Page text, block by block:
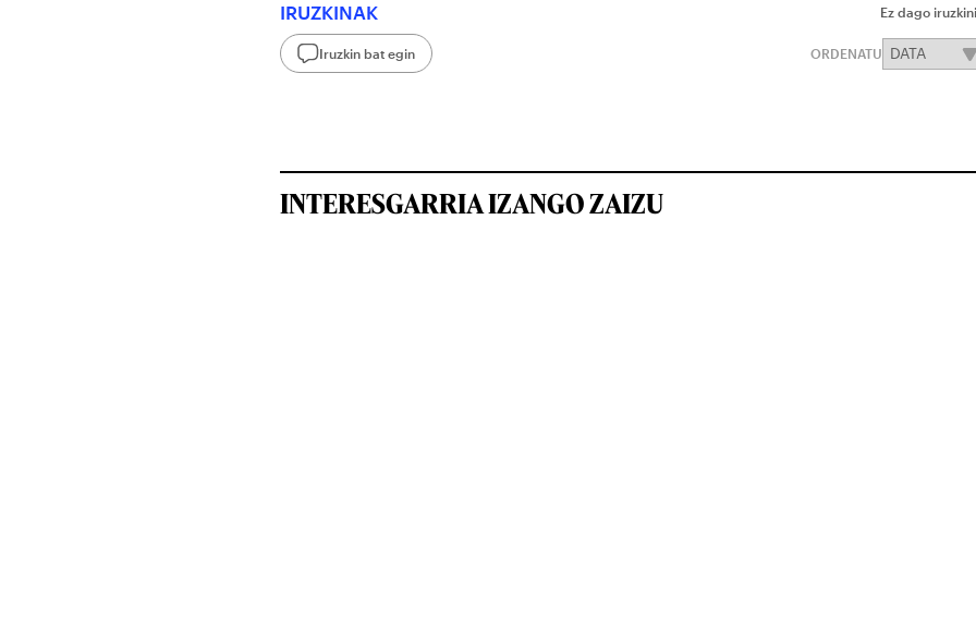
IRUZKINAK Ez dago
Iruzkin bat egin ORDENATU
INTERESGARRIA IZANGO ZAIZU